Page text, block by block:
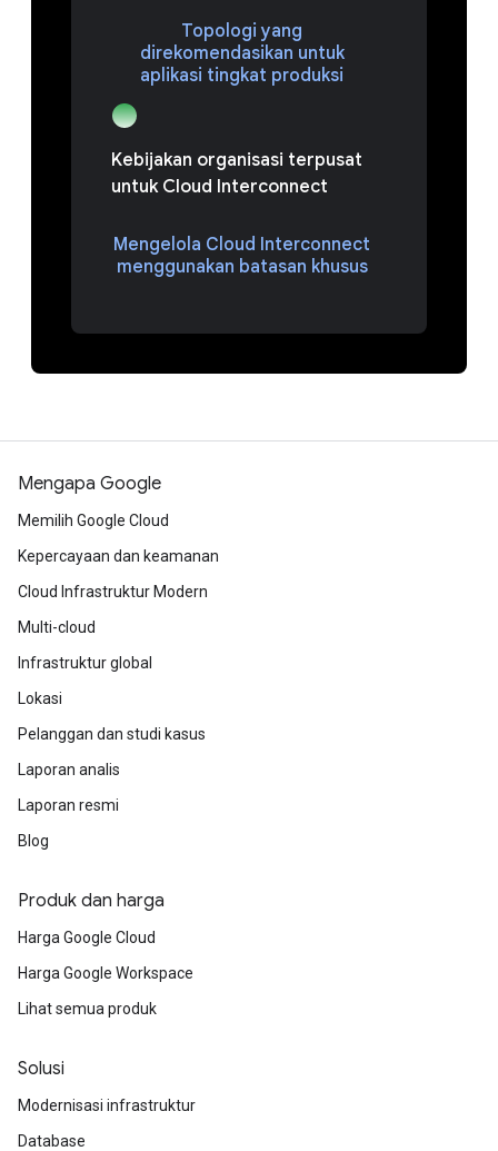
Topologi yang
direkomendasikan untuk
aplikasi tingkat produksi
Kebijakan organisasi terpusat
untuk Cloud Interconnect
Mengelola Cloud Interconnect
menggunakan batasan khusus
Mengapa Google
Memilih Google Cloud
Kepercayaan dan keamanan
Cloud Infrastruktur Modern
Multi-cloud
Infrastruktur global
Lokasi
Pelanggan dan studi kasus
Laporan analis
Laporan resmi
Blog
Produk dan harga
Harga Google Cloud
Harga Google Workspace
Lihat semua produk
Solusi
Modernisasi infrastruktur
Database